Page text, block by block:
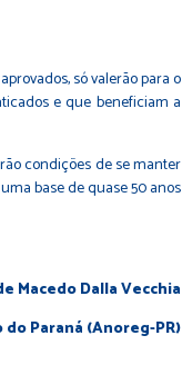
só valerão para o
e que beneficiam a
condições de se manter
base de quase 50 anos
Macedo Dalla Vecchia
Paraná (Anoreg-PR)